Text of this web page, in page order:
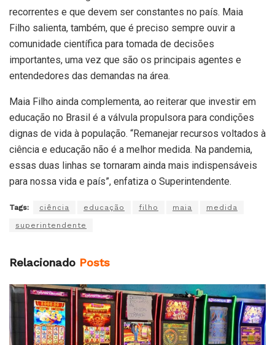
recorrentes e que devem ser constantes no país. Maia
Filho salienta, também, que é preciso sempre ouvir a
comunidade científica para tomada de decisões
importantes, uma vez que são os principais agentes e
entendedores das demandas na área.
Maia Filho ainda complementa, ao reiterar que investir em
educação no Brasil é a válvula propulsora para condições
dignas de vida à população. “Remanejar recursos voltados à
ciência e educação não é a melhor medida. Na pandemia,
essas duas linhas se tornaram ainda mais indispensáveis
para nossa vida e país”, enfatiza o Superintendente.
Tags: ciência educação filho maia medida
superintendente
Relacionado Posts